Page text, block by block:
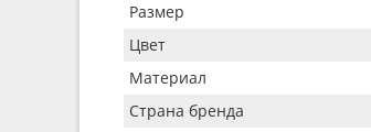
Размер
Цвет
Материал
Страна бренда